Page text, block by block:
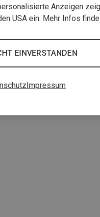
Anzeigen
USA ein. Mehr Infos
EINVERSTANDEN
Impressum